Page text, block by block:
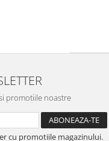
promotiile noastre
cu promotiile magazinului.